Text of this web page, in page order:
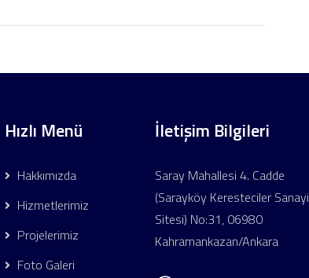
Hızlı Menü
Hakkımızda
Hizmetlerimiz
Projelerimiz
Foto Galeri
İletişim Bilgileri
Saray Mahallesi 4. Cadde
(Sarayköy Keresteciler Sanayi
Sitesi) No:31, 06980
Kahramankazan/Ankara